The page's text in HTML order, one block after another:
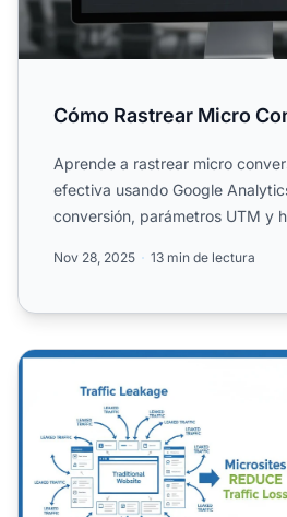
Cómo Rastrear Micro
Aprende a rastrear micro
efectiva usando Google
conversión, parámetros UTM y
Nov 28, 2025 13 min de lectura
¿Qué papel juegan los